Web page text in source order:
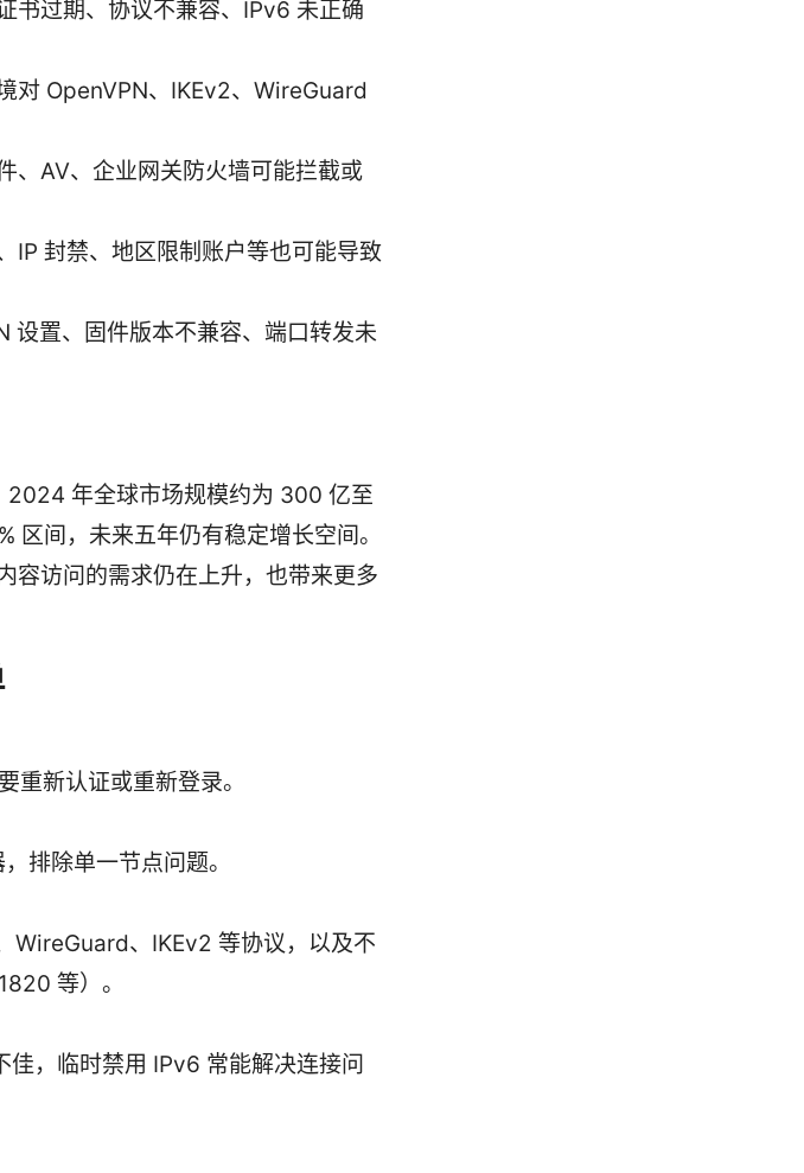
书过期、协议不兼容、IPv6 未正确
对 OpenVPN、IKEv2、WireGuard
、AV、企业网关防火墙可能拦截或
IP 封禁、地区限制账户等也可能导致
设置、固件版本不兼容、端口转发未
2024 年全球市场规模约为 300 亿至
区间，未来五年仍有稳定增长空间。
容访问的需求仍在上升，也带来更多
重新认证或重新登录。
排除单一节点问题。
WireGuard、IKEv2 等协议，以及不
等）。
，临时禁用 IPv6 常能解决连接问